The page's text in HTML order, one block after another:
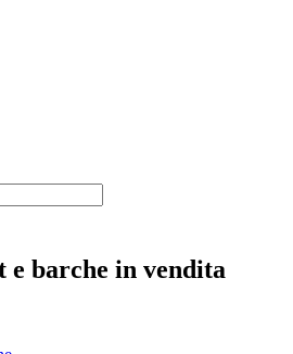
e barche in vendita